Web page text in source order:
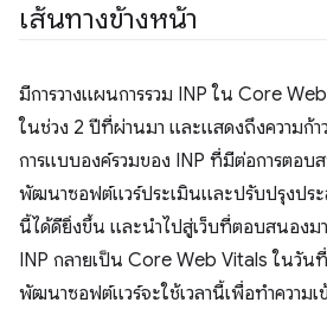
เส้นทางข้างหน้า
มีการวางแผนการรวม INP ใน Core
ในช่วง 2 ปีที่ผ่านมา และแสดงถึงความก้า
การแบบองค์รวมของ INP ที่มีต่อการตอบ
พัฒนาซอฟต์แวร์ประเมินและปรับปรุงปร
นี้ได้ดียิ่งขึ้น และนำไปสู่เว็บที่ตอบสนองม
INP กลายเป็น Core Web Vitals ในวันที่
พัฒนาซอฟต์แวร์จะใช้เวลานี้เพื่อทำความเ